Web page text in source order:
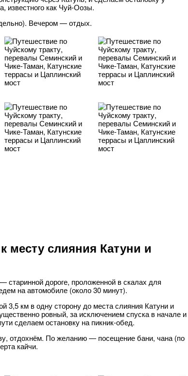
известного как Чуй-Оозы.
Вечером — отдых.
месту слияния Катуни и
старинной дороге, проложенной в скалах для
на автомобиле (около 30 минут).
км в одну сторону до места слияния Катуни и
ровный, за исключением спуска в начале и
сделаем остановку на пикник-обед.
отдохнём. По желанию — посещение бани, чана (по
кайчи.